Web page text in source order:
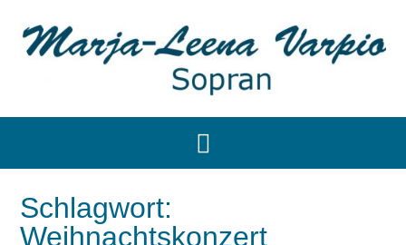
Schlagwort:
Weihnachtskonzert